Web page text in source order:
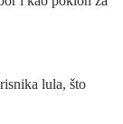
lula, što